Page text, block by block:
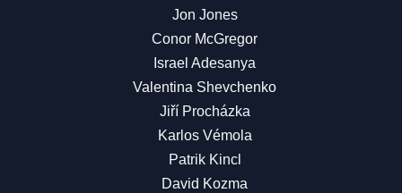
Jon Jones
Conor McGregor
Israel Adesanya
Valentina Shevchenko
Jiří Procházka
Karlos Vémola
Patrik Kincl
David Kozma